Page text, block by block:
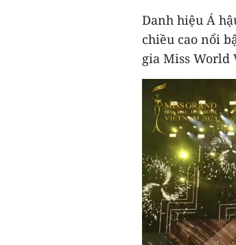
Danh hiệu Á
chiều cao nổi
gia Miss World